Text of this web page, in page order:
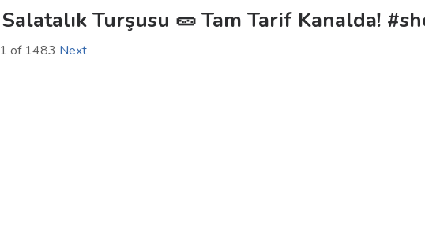
Salatalık Turşusu 🥒 Tam Tarif Kanalda!
1 of 1483 Next